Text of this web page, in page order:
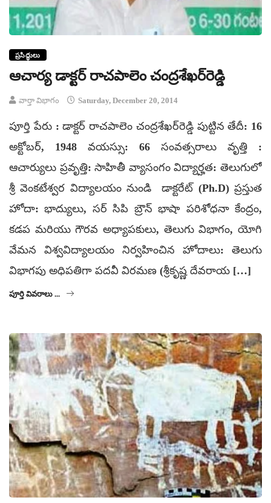
ప్రసిద్ధులు
ఆచార్య డాక్టర్ రాచపాలెం చంద్రశేఖర్‌రెడ్డి
వార్తా విభాగం Saturday, December 20, 2014
పూర్తి పేరు : డాక్టర్ రాచపాలెం చంద్రశేఖర్‌రెడ్డి పుట్టిన తేదీ: 16
అక్టోబర్, 1948 వయస్సు: 66 సంవత్సరాలు వృత్తి :
ఆచార్యులు ప్రవృత్తి: సాహితీ వ్యాసంగం విద్యార్హత: తెలుగులో
శ్రీ వెంకటేశ్వర విద్యాలయం నుండి డాక్టరేట్ (Ph.D) ప్రస్తుత
హోదా: భాద్యులు, సర్ సిపి బ్రౌన్ భాషా పరిశోధనా కేంద్రం,
కడప మరియు గౌరవ అధ్యాపకులు, తెలుగు విభాగం, యోగి
వేమన విశ్వవిద్యాలయం నిర్వహించిన హోదాలు: తెలుగు
విభాగపు అధిపతిగా పదవీ విరమణ (శ్రీకృష్ణ దేవరాయ […]
పూర్తి వివరాలు ...